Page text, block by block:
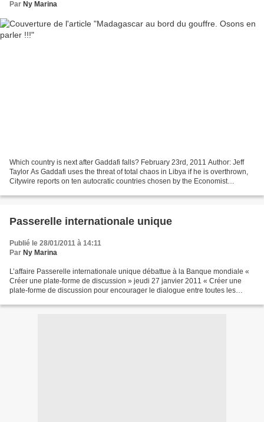
Par Ny Marina
Which country is next after Gaddafi falls? February 23rd, 2011 Author: Jeff
Taylor As Gaddafi uses the threat of total chaos in Libya if he is overthrown,
Citywire reports on ten autocratic countries chosen by the Economist
Passerelle internationale unique
Publié le 28/01/2011 à 14:11
Par Ny Marina
L’affaire Passerelle internationale unique débattue à la Banque mondiale «
Créer une plate-forme de discussion » jeudi 27 janvier 2011 « Créer une
plate-forme de discussion pour encourager le dialogue entre toutes les